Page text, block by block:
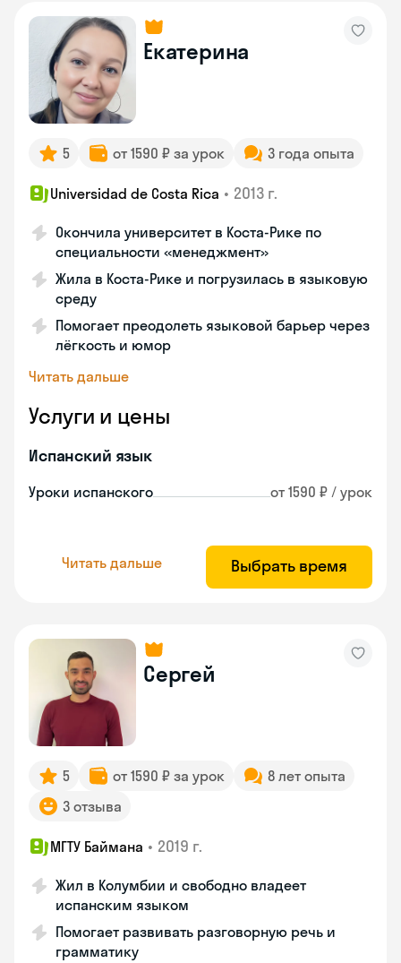
Екатерина
5 от 1590 ₽ за урок 3 года опыта
Universidad de Costa Rica • 2013 г.
Окончила университет в Коста‑Рике по
специальности «менеджмент»
Жила в Коста‑Рике и погрузилась в языковую
среду
Помогает преодолеть языковой барьер через
лёгкость и юмор
Читать дальше
Услуги и цены
Испанский язык
Уроки испанского от 1590 ₽ / урок
Читать дальше Выбрать время
Сергей
5 от 1590 ₽ за урок
8 лет опыта
3 отзыва
МГТУ Баймана • 2019 г.
Жил в Колумбии и свободно владеет
испанским языком
Помогает развивать разговорную речь и
грамматику